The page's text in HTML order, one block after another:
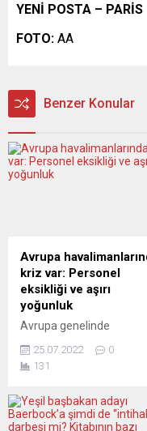
YENİ POSTA – PARİS
FOTO: AA
Benzer Konular
Avrupa
kriz var: Personel
eksikliği ve aşırı
yoğunluk
Avrupa genelinde
sayısı azalırken, yolcu ve
uçuş sayılarının artması,
bölgeye seyahatini çileye
dönüştürmeye devam
25.07.2022
0
131